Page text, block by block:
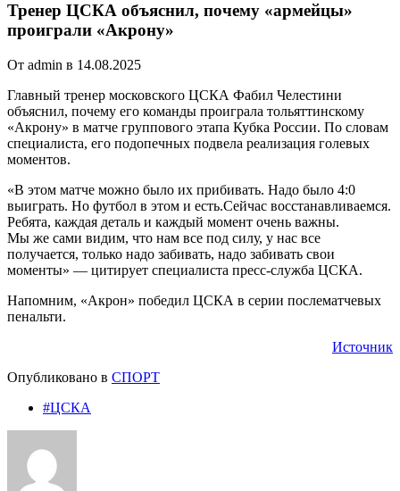
Тренер ЦСКА объяснил, почему «армейцы»
проиграли «Акрону»
От admin в 14.08.2025
Главный тренер московского ЦСКА Фабил Челестини
объяснил, почему его команды проиграла тольяттинскому
«Акрону» в матче группового этапа Кубка России. По словам
специалиста, его подопечных подвела реализация голевых
моментов.
«В этом матче можно было их прибивать. Надо было 4:0
выиграть. Но футбол в этом и есть.Сейчас восстанавливаемся.
Ребята, каждая деталь и каждый момент очень важны.
Мы же сами видим, что нам все под силу, у нас все
получается, только надо забивать, надо забивать свои
моменты» — цитирует специалиста пресс-служба ЦСКА.
Напомним, «Акрон» победил ЦСКА в серии послематчевых
пенальти.
Источник
Опубликовано в СПОРТ
#ЦСКА